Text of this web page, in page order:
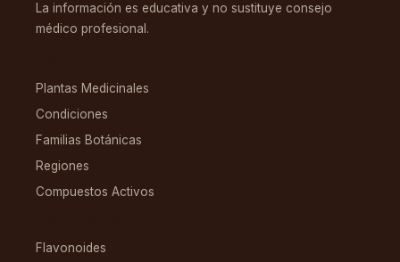
La información es educativa y no sustituye consejo
médico profesional.
Plantas Medicinales
Condiciones
Familias Botánicas
Regiones
Compuestos Activos
Flavonoides